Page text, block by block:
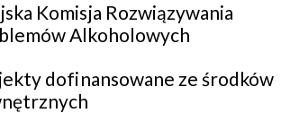
Komisja Rozwiązywania
Alkoholowych
dofinansowane ze środków